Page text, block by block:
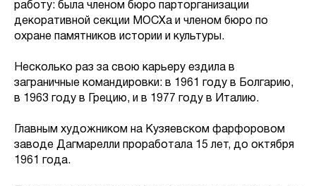
работу: была членом бюро парторганизации
декоративной секции МОСХа и членом бюро по
охране памятников истории и культуры.
Несколько раз за свою карьеру ездила в
заграничные командировки: в 1961 году в Болгарию,
в 1963 году в Грецию, и в 1977 году в Италию.
Главным художником на Кузяевском фарфоровом
заводе Дагмарелли проработала 15 лет, до октября
1961 года.